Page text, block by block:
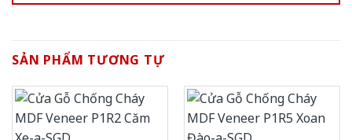
SẢN PHẨM TƯƠNG TỰ